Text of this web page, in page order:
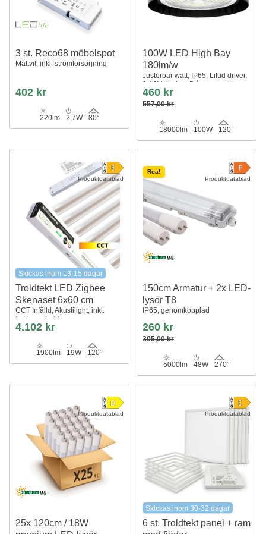
3 st. Reco68 möbelspot
Mattvit, inkl. strömförsörjning
402 kr
220lm 2,7W 80°
100W LED High Bay
180lm/w
Justerbar watt, IP65, Lifud driver,
0-10V dimbar, 5 års garanti
460 kr
557,00 kr
18000lm 100W 120°
Produktdatablad
Skickas inom 13-15 dagar
Troldtekt LED Zigbee
Skenaset 6x60 cm
CCT Infälld, Akustilight, inkl.
kablar och driver
4.102 kr
1900lm 19W 120°
Produktdatablad
Rea!
150cm Armatur + 2x LED-
lysör T8
IP65, genomkopplad
260 kr
305,00 kr
5000lm 48W 270°
Produktdatablad
25x 120cm / 18W
Produktdatablad
Skickas inom 30-32 dagar
6 st. Troldtekt panel + ram